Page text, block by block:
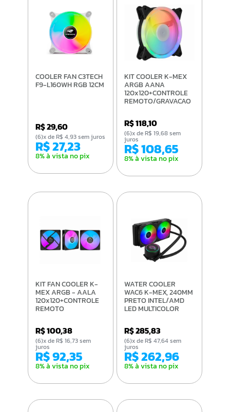
COOLER FAN C3TECH
F9-L160WH RGB 12CM
R$ 29,60
R$ 27,23
8% à vista no pix
(6)x de R$ 4,93 sem juros
KIT COOLER K-MEX
ARGB AANA
120x120+CONTROLE
REMOTO/GRAVACAO
R$ 118,10
R$ 108,65
8% à vista no pix
(6)x de R$ 19,68 sem
juros
KIT FAN COOLER K-
MEX ARGB - AALA
120x120+CONTROLE
REMOTO
R$ 100,38
R$ 92,35
8% à vista no pix
(6)x de R$ 16,73 sem
juros
WATER COOLER
WAC6 K-MEX, 240MM
PRETO INTEL/AMD
LED MULTICOLOR
R$ 285,83
R$ 262,96
8% à vista no pix
(6)x de R$ 47,64 sem
juros